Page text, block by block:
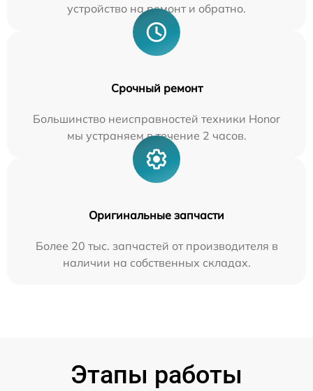
устройство на ремонт и обратно.
Срочный ремонт
Большинство неисправностей техники Honor
мы устраняем в течение 2 часов.
Оригинальные запчасти
Более 20 тыс. запчастей от производителя в
наличии на собственных складах.
Этапы работы